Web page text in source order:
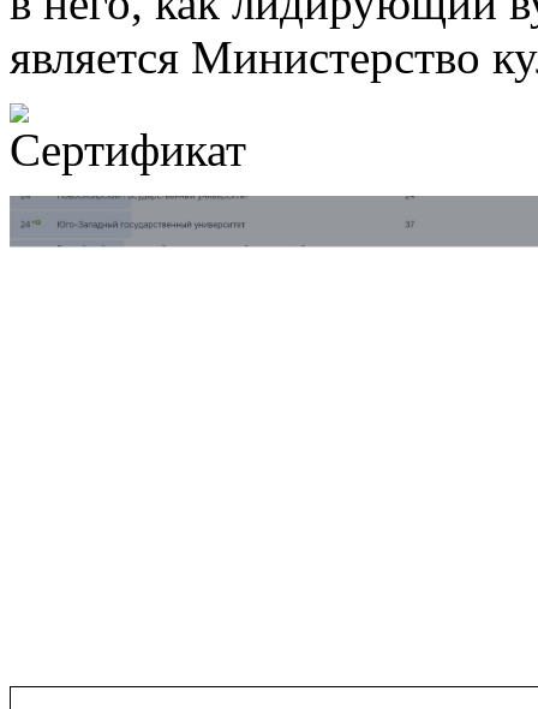
является Министерство